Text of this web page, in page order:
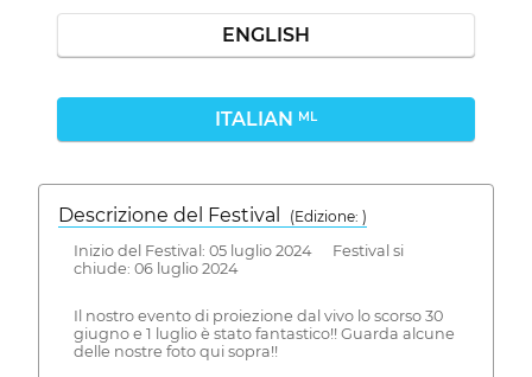
ENGLISH
ITALIAN ML
Descrizione del Festival
( Edizione: )
Inizio del Festival: 05 luglio 2024 Festival si
chiude: 06 luglio 2024
Il nostro evento di proiezione dal vivo lo scorso 30
giugno e 1 luglio è stato fantastico!! Guarda alcune
delle nostre foto qui sopra!!